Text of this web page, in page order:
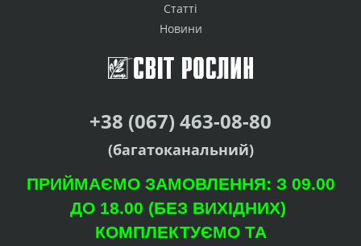
Статті
Новини
+38 (067) 463-08-80
(багатоканальний)
ПРИЙМАЄМО ЗАМОВЛЕННЯ: З 09.00
ДО 18.00 (БЕЗ ВИХІДНИХ)
КОМПЛЕКТУЄМО ТА